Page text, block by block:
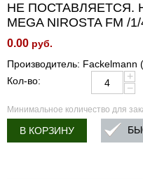
НЕ ПОСТАВЛЯЕТСЯ.
MEGA NIROSTA FM /
0.00 руб.
Производитель: Fackelmann
Кол-во:
+
−
Минимальное количество для
В КОРЗИНУ